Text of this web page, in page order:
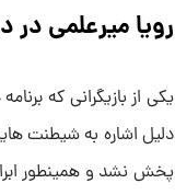
رویا میرعلمی در
یکی از بازیگرانی که
دلیل اشاره به شیطنت
پخش نشد و همینطور